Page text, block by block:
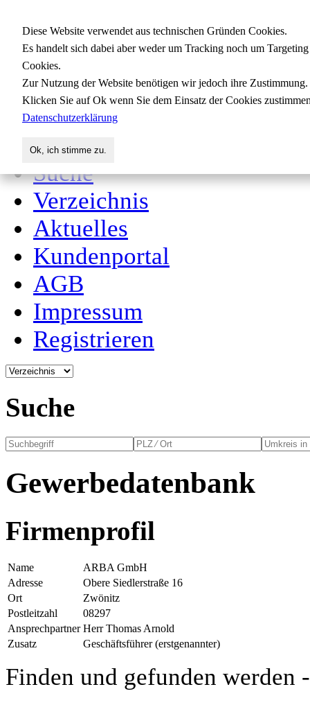
Gewerbedatenbank.org
für Handwerk,
Start
Suche
Verzeichnis
Aktuelles
Kundenportal
AGB
Impressum
Registrieren
Suche
Gewerbedatenbank
Firmenprofil
Name
ARBA GmbH
Adresse
Obere Siedlerstraße 16
Ort
Zwönitz
Postleitzahl
08297
Ansprechpartner Herr Thomas Arnold
Zusatz
Geschäftsführer (erstgenannter)
Finden und gefunden werden
Diese Website verwendet aus technischen Gründen Cookies.
Es handelt sich dabei aber weder um Tracking noch um Targeting
Cookies.
Zur Nutzung der Website benötigen wir jedoch ihre Zustimmung.
Klicken Sie auf Ok wenn Sie dem Einsatz der Cookies
Datenschutzerklärung
Ok, ich stimme zu.